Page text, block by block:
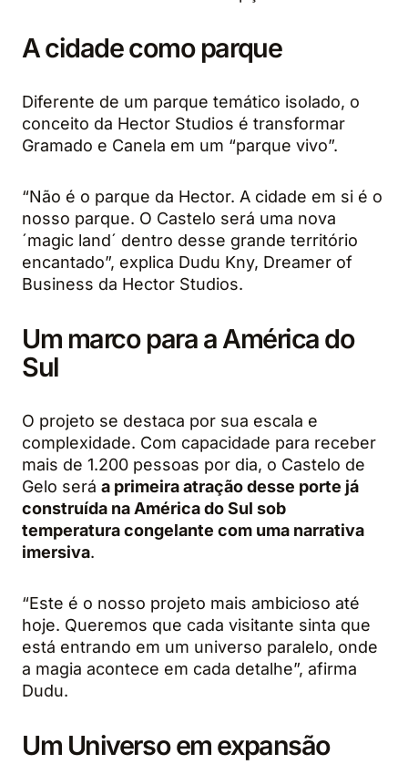
A cidade como parque
Diferente de um parque temático isolado, o
conceito da Hector Studios é transformar
Gramado e Canela em um “parque vivo”.
“Não é o parque da Hector. A cidade em si é o
nosso parque. O Castelo será uma nova
´magic land´ dentro desse grande território
encantado”, explica Dudu Kny, Dreamer of
Business da Hector Studios.
Um marco para a América do
Sul
O projeto se destaca por sua escala e
complexidade. Com capacidade para receber
mais de 1.200 pessoas por dia, o Castelo de
Gelo será a primeira atração desse porte já
construída na América do Sul sob
temperatura congelante com uma narrativa
imersiva.
“Este é o nosso projeto mais ambicioso até
hoje. Queremos que cada visitante sinta que
está entrando em um universo paralelo, onde
a magia acontece em cada detalhe”, afirma
Dudu.
Um Universo em expansão